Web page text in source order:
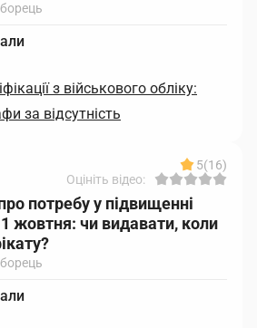
з військового обліку:
за відсутність
5(16)
Оцініть відео:
потребу у підвищенні
1 жовтня: чи видавати, коли